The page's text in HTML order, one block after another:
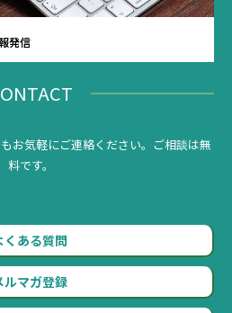
発信
お気軽にご連絡ください。ご相談は無
料です。
くある質問
ルマガ登録